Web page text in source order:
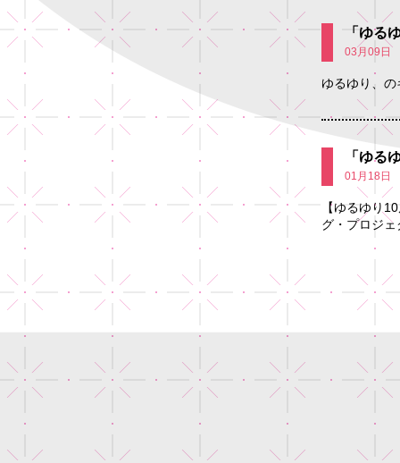
「ゆる
03月09日
ゆるゆり、
「ゆる
01月18日
【ゆるゆり
グ・プロジ